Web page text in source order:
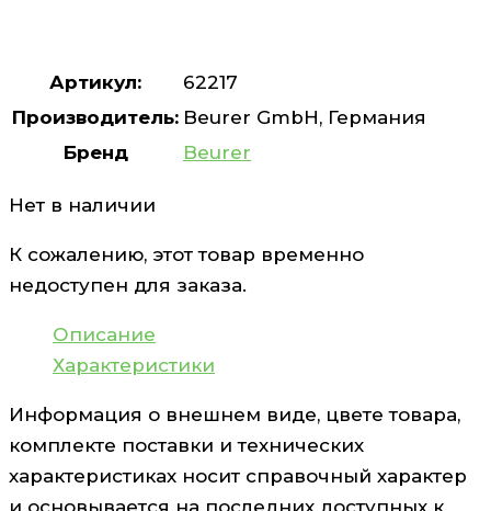
Артикул:
62217
Производитель: Beurer GmbH, Германия
Бренд
Beurer
Нет в наличии
К сожалению, этот товар временно
недоступен для заказа.
Описание
Характеристики
Информация о внешнем виде, цвете товара,
комплекте поставки и технических
характеристиках носит справочный характер
и основывается на последних доступных к